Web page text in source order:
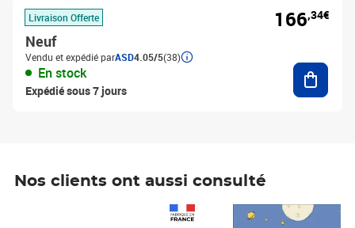
Livraison Offerte
Neuf
Vendu et expédié parASD4.05/5(38)
En stock
Expédié sous 7 jours
166,34€
Nos clients ont aussi consulté
Prix 7,50€